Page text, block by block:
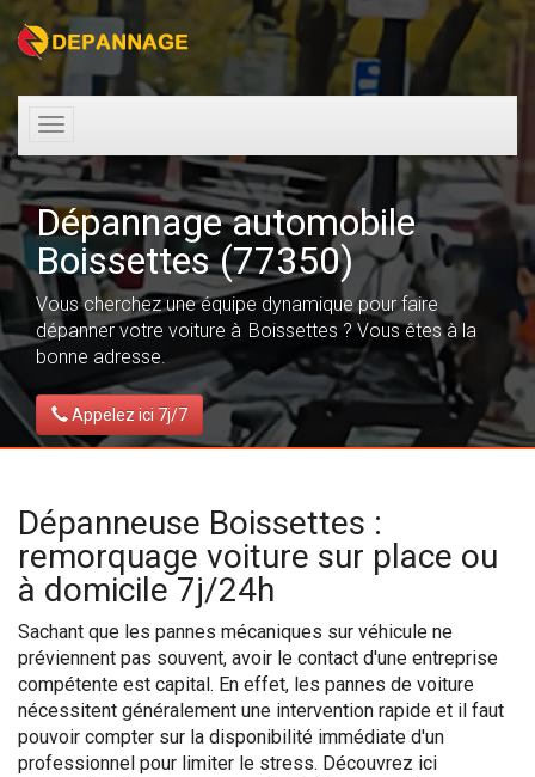
Toggle
navigation
Dépannage automobile
Boissettes (77350)
Vous cherchez une équipe dynamique pour faire
dépanner votre voiture à Boissettes ? Vous êtes à la
bonne adresse.
Appelez ici 7j/7
Dépanneuse Boissettes :
remorquage voiture sur place ou
à domicile 7j/24h
Sachant que les pannes mécaniques sur véhicule ne
préviennent pas souvent, avoir le contact d'une entreprise
compétente est capital. En effet, les pannes de voiture
nécessitent généralement une intervention rapide et il faut
pouvoir compter sur la disponibilité immédiate d'un
professionnel pour limiter le stress. Découvrez ici